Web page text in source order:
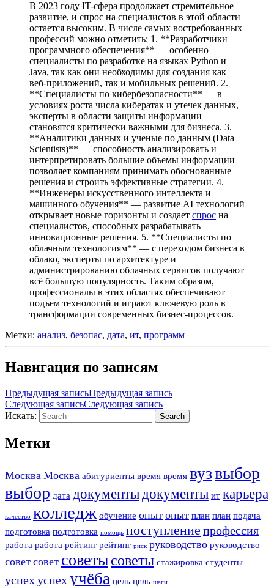
В 2023 году IT-сфера продолжает стремительное
развитие, и спрос на специалистов в этой области
остается высоким. В числе самых востребованных
профессий можно отметить: 1. **Разработчики
программного обеспечения** — особенно
специалисты по разработке на языках Python и
Java, так как они необходимы для создания как
веб-приложений, так и мобильных решений. 2.
**Специалисты по кибербезопасности** — в
условиях роста числа кибератак и утечек данных,
эксперты в области защиты информации
становятся критически важными для бизнеса. 3.
**Аналитики данных и ученые по данным (Data
Scientists)** — способность анализировать и
интерпретировать большие объемы информации
позволяет компаниям принимать обоснованные
решения и строить эффективные стратегии. 4.
**Инженеры искусственного интеллекта и
машинного обучения** — развитие AI технологий
открывает новые горизонты и создает спрос на
специалистов, способных разрабатывать
инновационные решения. 5. **Специалисты по
облачным технологиям** — с переходом бизнеса в
облако, эксперты по архитектуре и
администрированию облачных сервисов получают
всё большую популярность. Таким образом,
профессионалы в этих областях обеспечивают
подъем технологий и играют ключевую роль в
трансформации современных бизнес-процессов.
Метки: анализ, безопас, дата, ит, программ
Навигация по записям
Предыдущая записьПредыдущая запись
Следующая записьСледующая запись
Искать:
Search
Метки
Москва Москва абитуриенты время время вузвыбор
выбор дата документы документы ит карьера
качество колледж обучение опыт опыт план план подача
подготовка подготовка помощь поступление профессия
работа работа рейтинг рейтинг риск руководство руководство
совет совет советысоветы стажировка студенты
успехуспехучёба цель цель шаги